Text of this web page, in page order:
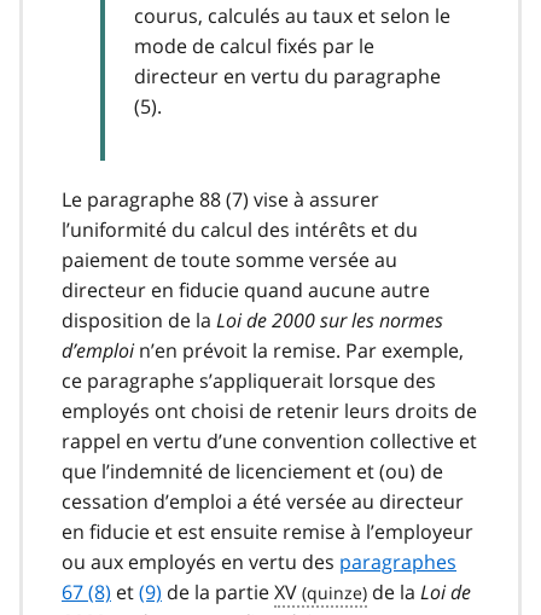
courus, calculés au taux et selon le
mode de calcul fixés par le
directeur en vertu du paragraphe
(5).
Le paragraphe 88 (7) vise à assurer
l’uniformité du calcul des intérêts et du
paiement de toute somme versée au
directeur en fiducie quand aucune autre
disposition de la Loi de 2000 sur les normes
d’emploin’en prévoit la remise. Par exemple,
ce paragraphe s’appliquerait lorsque des
employés ont choisi de retenir leurs droits de
rappel en vertu d’une convention collective et
que l’indemnité de licenciement et (ou) de
cessation d’emploi a été versée au directeur
en fiducie et est ensuite remise à l’employeur
ou aux employés en vertu des paragraphes
67 (8) et(9) de la partieXV de la Loi de